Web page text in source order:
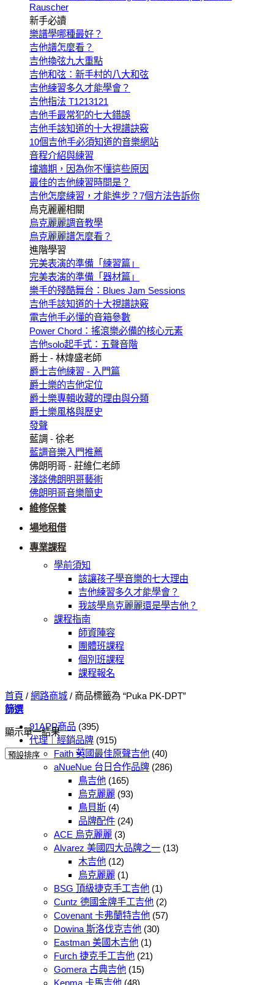
Rauscher
新手必讀
樂譜學哪種最好？
吉他譜怎麼看？
吉他換弦九大重點
吉他和弦：新手村的八大和弦
吉他練習多久才能學會？
吉他指法 T1213121
吉他手最常犯的七大錯誤
吉他手該知道的十大視譜訣竅
10個吉他手必須知道的音樂網站
音程介紹與練習
撞牆期，因為你不懂這些原因
最佳的吉他練習時間是？
吉他怎麼練習，才能進步？7個方法告訴你
烏克麗麗相關
烏克麗麗調音教學
烏克麗麗譜怎麼看？
進階學習
完美表演的準備「練習篇」
完美表演的準備「器材篇」
樂手的殘酷舞台：Blues Jam Sessions
吉他手該知道的十大視譜訣竅
電吉他手必懂的音箱參數
Power Chord：搖滾樂必備的核心元素
吉他solo起手式：五聲音階
爵士 - 林煒盛老師
爵士吉他練習 - 入門篇
爵士樂的吉他定位
爵士樂專輯收藏的理由與分類
爵士樂風格與歷史
發聲
藍調 - 徐老
藍調音樂入門推薦
佛朗明哥 - 莊維仁老師
淺談佛朗明哥藝術
佛朗明哥音樂簡史
維修保養
場地租借
專業課程
學前須知
該讓孩子學音樂的七大理由
吉他練習多久才能學會？
我該學烏克麗麗還是學吉他？
課程指南
師資陣容
團體班課程
個別班課程
課程報名
首頁 / 網路商城 / 商品標籤為 “Puka PK-DPT”
篩選
顯示單一結果
91APP商品 (395)
代理｜經銷品牌 (915)
Faith 英國最佳原聲吉他 (40)
aNueNue 台日合作品牌 (286)
鳥吉他 (165)
烏克麗麗 (93)
鳥貝斯 (4)
品牌配件 (24)
ACE 烏克麗麗 (3)
Alvarez 美國四大品牌之一 (13)
木吉他 (12)
烏克麗麗 (1)
BSG 頂級捷克手工吉他 (1)
Cuntz 德國金牌手工吉他 (2)
Covenant 卡弗蘭特吉他 (57)
Dowina 斯洛伐克吉他 (30)
Eastman 美國木吉他 (1)
Furch 捷克手工吉他 (21)
Gomera 古典吉他 (15)